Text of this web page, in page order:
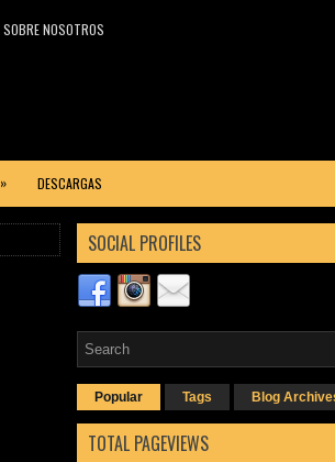
SOBRE NOSOTROS
» DESCARGAS
SOCIAL PROFILES
Popular Tags Blog
TOTAL PAGEVIEWS